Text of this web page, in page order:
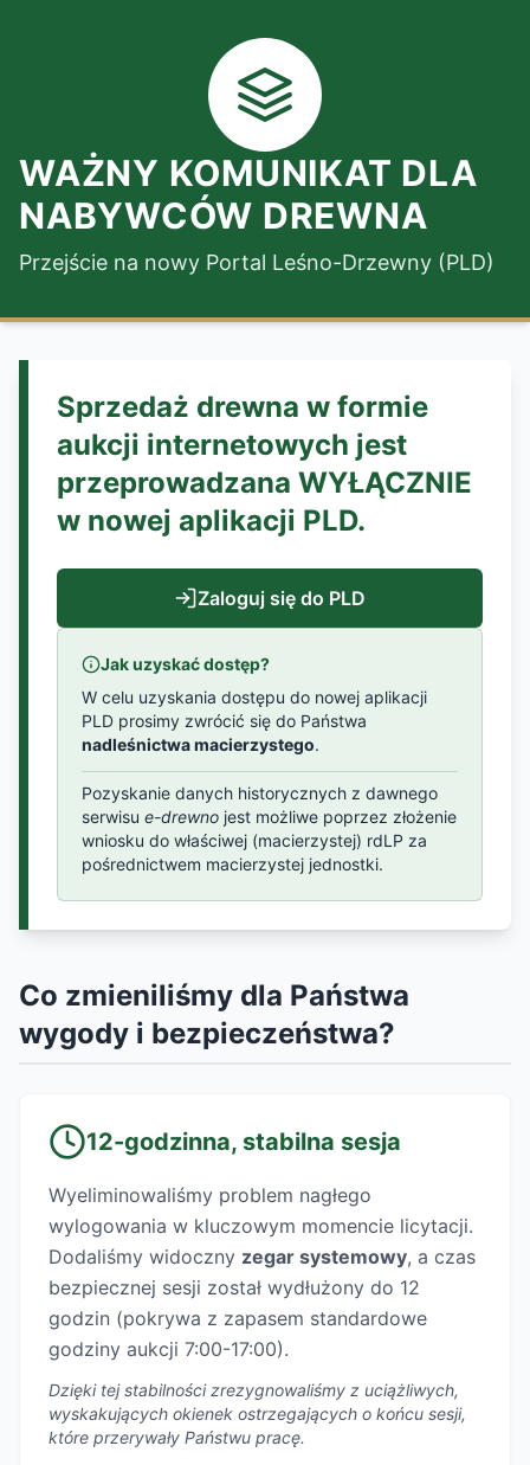
WAŻNY KOMUNIKAT DLA
NABYWCÓW DREWNA
Przejście na nowy Portal Leśno-Drzewny (PLD)
Sprzedaż drewna w formie
aukcji internetowych jest
przeprowadzana WYŁĄCZNIE
w nowej aplikacji PLD.
Zaloguj się do PLD
Jak uzyskać dostęp?
W celu uzyskania dostępu do nowej aplikacji
PLD prosimy zwrócić się do Państwa
nadleśnictwa macierzystego.
Pozyskanie danych historycznych z dawnego
serwisu e-drewno jest możliwe poprzez złożenie
wniosku do właściwej (macierzystej) rdLP za
pośrednictwem macierzystej jednostki.
Co zmieniliśmy dla Państwa
wygody i bezpieczeństwa?
12-godzinna, stabilna sesja
Wyeliminowaliśmy problem nagłego
wylogowania w kluczowym momencie licytacji.
Dodaliśmy widoczny zegar systemowy, a czas
bezpiecznej sesji został wydłużony do 12
godzin (pokrywa z zapasem standardowe
godziny aukcji 7:00-17:00).
Dzięki tej stabilności zrezygnowaliśmy z uciążliwych,
wyskakujących okienek ostrzegających o końcu sesji,
które przerywały Państwu pracę.